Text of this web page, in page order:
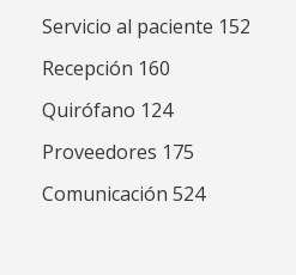
Servicio al paciente 152
Recepción 160
Quirófano 124
Proveedores 175
Comunicación 524